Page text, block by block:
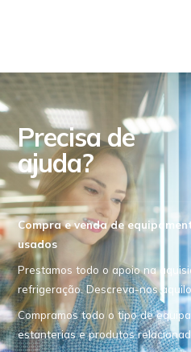
Precisa de
ajuda?
Compra e venda de
usados
Prestamos todo o apoio na
refrigeração. Descreva-nos
Compramos todo o tipo de
estanterias e produtos